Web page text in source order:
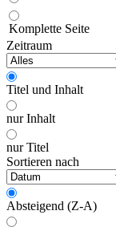
Komplette Seite
Zeitraum
Titel und Inhalt
nur Inhalt
nur Titel
Sortieren nach
Absteigend (Z-A)